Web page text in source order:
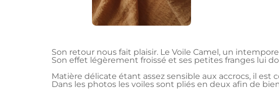
Son retour nous fait plaisir. Le Voile Camel, un
Son effet légèrement froissé et ses petites franges lui
Matière délicate étant assez sensible aux accrocs, il
Dans les photos les voiles sont pliés en deux afin de